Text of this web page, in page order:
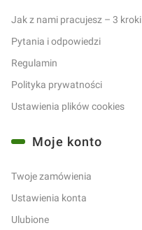
Jak z nami pracujesz – 3 kroki
Pytania i odpowiedzi
Regulamin
Polityka prywatności
Ustawienia plików cookies
Moje konto
Twoje zamówienia
Ustawienia konta
Ulubione